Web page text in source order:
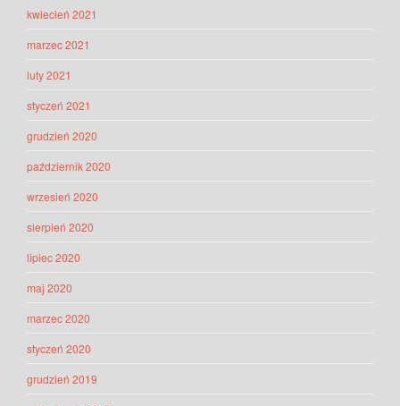
kwiecień 2021
marzec 2021
luty 2021
styczeń 2021
grudzień 2020
październik 2020
wrzesień 2020
sierpień 2020
lipiec 2020
maj 2020
marzec 2020
styczeń 2020
grudzień 2019